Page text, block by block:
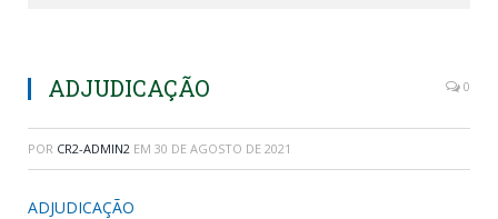
ADJUDICAÇÃO 0
POR CR2-ADMIN2 EM 30 DE AGOSTO DE 2021
ADJUDICAÇÃO